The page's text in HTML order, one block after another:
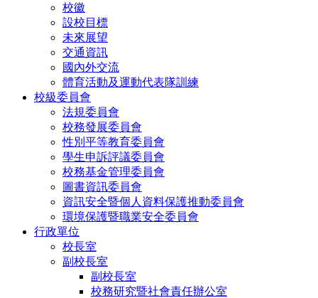
校徽
設校目標
未來展望
交通資訊
國內外交流
體育活動及運動代表隊訓練
校級委員會
法規委員會
校務發展委員會
性別平等教育委員會
學生申訴評議委員會
校務基金管理委員會
圖書資訊委員會
資訊安全暨個人資料保護推動委員會
環境保護暨職業安全委員會
行政單位
校長室
副校長室
副校長室
校務研究暨社會責任辦公室